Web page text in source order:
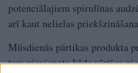
potenciālajiem spirulīnas
arī kaut nelielas
Mūsdienās pārtikas produkta
tam pievienota kāda vērtīga